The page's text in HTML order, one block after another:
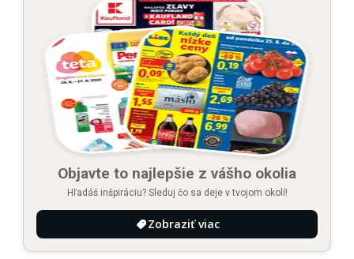
Objavte to najlepšie z vášho okolia
Hľadáš inšpiráciu? Sleduj čo sa deje v tvojom okolí!
Zobraziť viac